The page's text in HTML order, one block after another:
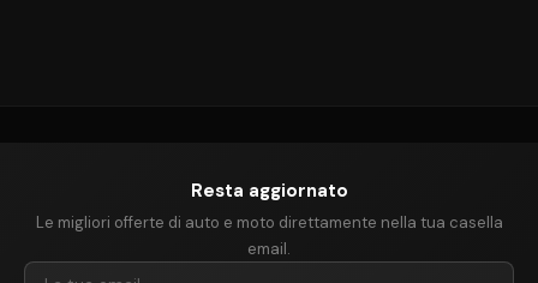
Resta aggiornato
Le migliori offerte di auto e moto direttamente nella tua casella
email.